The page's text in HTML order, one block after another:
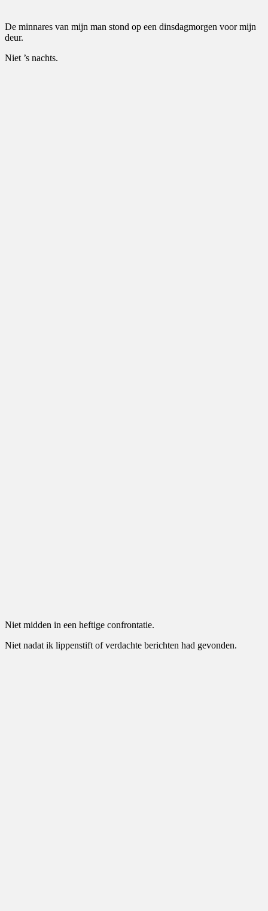
De minnares van mijn man stond op een dinsdagmorgen voor mijn
deur.
Niet ’s nachts.
Niet midden in een heftige confrontatie.
Niet nadat ik lippenstift of verdachte berichten had gevonden.